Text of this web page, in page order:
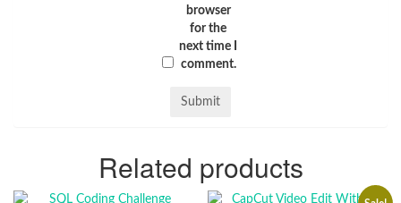
browser
for the
next time I
comment.
Related products